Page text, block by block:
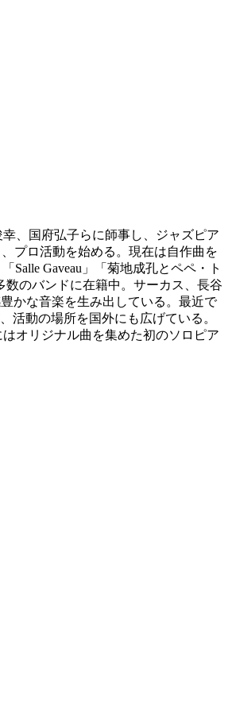
、国府弘子らに師事し、ジャズピア
プロ活動を始める。現在は自作曲を
Gaveau」「菊地成孔とペペ・ト
のバンドに在籍中。サーカス、長谷
かな音楽を生み出している。最近で
活動の場所を国外にも広げている。
オリジナル曲を集めた初のソロピア